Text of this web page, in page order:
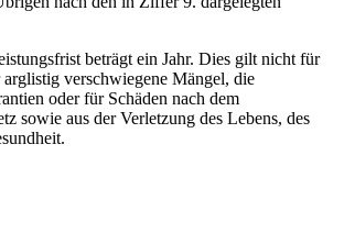
beträgt ein Jahr. Dies gilt nicht für
arglistig verschwiegene Mängel, die
oder für Schäden nach dem
sowie aus der Verletzung des Lebens, des